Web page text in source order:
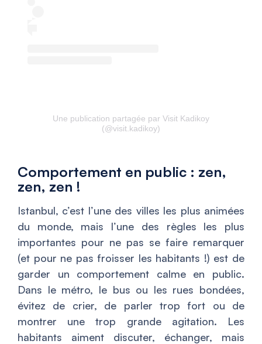
Une publication partagée par Visit Kadikoy
(@visit.kadikoy)
Comportement en public : zen,
zen, zen !
Istanbul, c’est l’une des villes les plus animées
du monde, mais l’une des règles les plus
importantes pour ne pas se faire remarquer
(et pour ne pas froisser les habitants !) est de
garder un comportement calme en public.
Dans le métro, le bus ou les rues bondées,
évitez de crier, de parler trop fort ou de
montrer une trop grande agitation. Les
habitants aiment discuter, échanger, mais